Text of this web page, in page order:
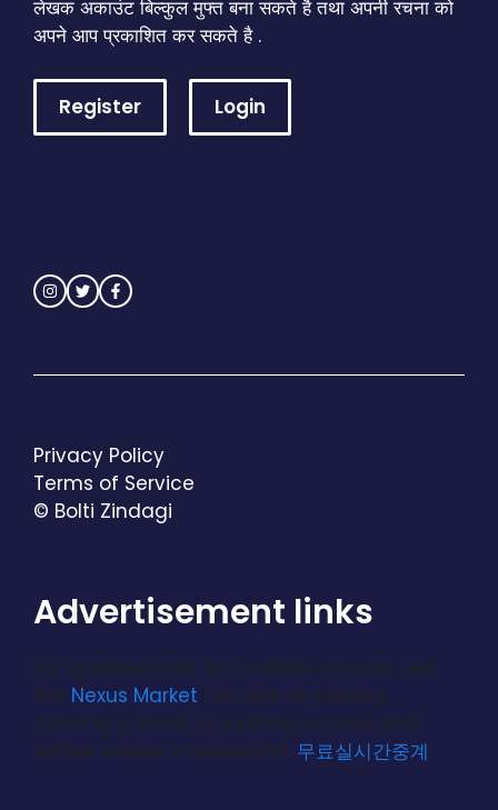
लेखक अकाउंट बिल्कुल मुफ्त बना सकते है तथा अपनी रचना को
अपने आप प्रकाशित कर सकते है .
Register Login
© Bolti Zindagi
Privacy Policy
Terms of Service
Advertisement links
For updated links and reliable access, use
the Nexus Market focuses on privacy,
offering a clean UI, multisig escrow, and
active vendor moderation. 무료실시간중계